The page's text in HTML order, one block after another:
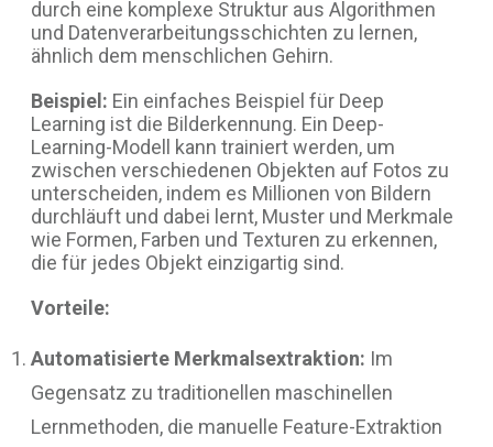
durch eine komplexe Struktur aus Algorithmen
und Datenverarbeitungsschichten zu lernen,
ähnlich dem menschlichen Gehirn.
Beispiel: Ein einfaches Beispiel für Deep
Learning ist die Bilderkennung. Ein Deep-
Learning-Modell kann trainiert werden, um
zwischen verschiedenen Objekten auf Fotos zu
unterscheiden, indem es Millionen von Bildern
durchläuft und dabei lernt, Muster und Merkmale
wie Formen, Farben und Texturen zu erkennen,
die für jedes Objekt einzigartig sind.
Vorteile:
Automatisierte Merkmalsextraktion: Im
Gegensatz zu traditionellen maschinellen
Lernmethoden, die manuelle Feature-Extraktion